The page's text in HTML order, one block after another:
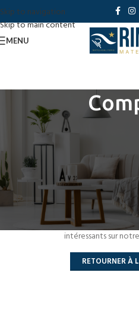
Skip to navigation
Skip to main content
MENU
Comparer la
Aucun produit ajouté à la liste de
produits pour les comparer.
intéressants sur
RETOURNER À